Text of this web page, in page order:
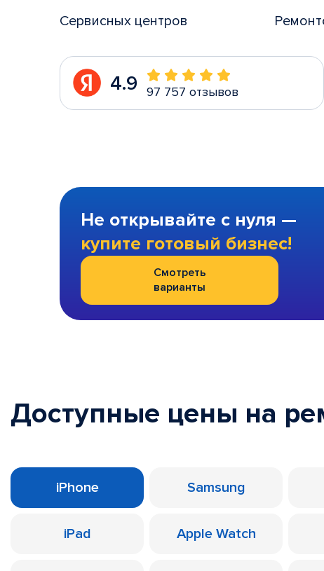
Сервисных центров
4.9 97 757 отзывов
Не открывайте с нуля —
купите готовый бизнес!
Смотреть
варианты
Доступные цены на
iPhone Samsung
iPad Apple Watch